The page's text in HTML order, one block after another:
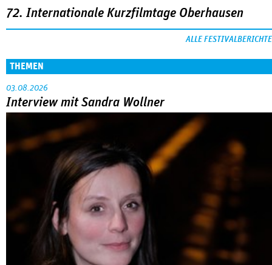
72. Internationale Kurzfilmtage Oberhausen
ALLE FESTIVALBERICHTE
THEMEN
03.08.2026
Interview mit Sandra Wollner